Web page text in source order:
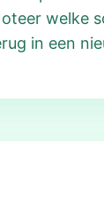
welke
in een